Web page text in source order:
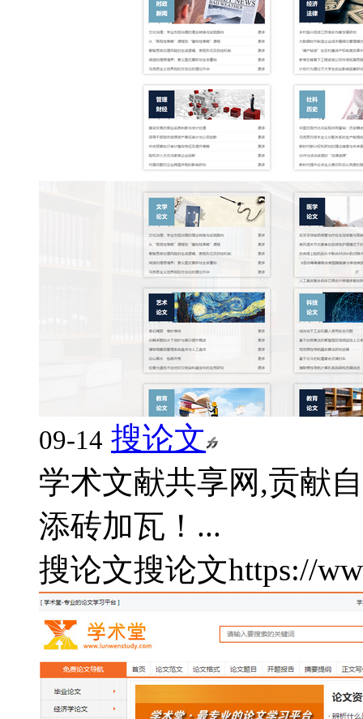
09-14 搜论文
学术文献共享网,贡献
添砖加瓦！...
搜论文搜论文https://